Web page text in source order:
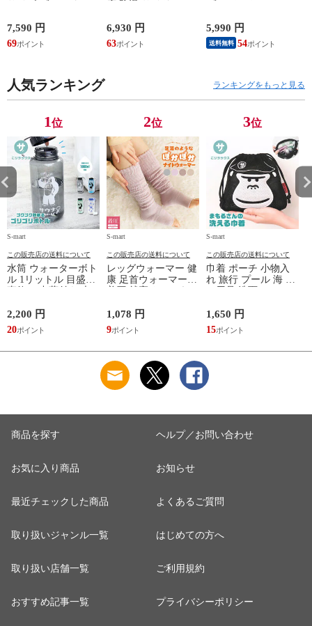
鞄 機内持ち込み 夏
スラッシャー
THRASHER r1929
7,590 円
69
シューズ 黒 トパー
ズ モア 靴 カジュア
ルシューズ 外反母趾
TOPAZ 1410
6,930 円
63
ジャケット 遮熱 作
業服 作業着 上着 ア
タックベース KF100
5,990 円
送料無料 54
人気ランキング ランキングをもっと見る
1位
S-mart
この販売店の送料について
水筒 ウォーターボト
ル 1リットル 目盛り
マイボトル 動物 ア
ニマル ゴリラ ごリ
ラックス ゴリゴリボ
2,200 円
20
2位
S-mart
この販売店の送料について
レッグウォーマー 健
康 足首ウォーマー
ふんわり 足湯のよう
なぽかぽかナイトウ
ォーマー inf-26
1,078 円
9
3位
S-mart
この販売店の送料について
巾着 ポーチ 小物入
れ 旅行 プール 海 バ
サウナ ごリラックス
まもるさんの洗える
巾着 ブラック 黒
1,650 円
15
商品を探す
お気に入り商品
最近チェックした商品
取り扱いジャンル一覧
取り扱い店舗一覧
おすすめ記事一覧
ヘルプ／お問い合わせ
お知らせ
よくあるご質問
はじめての方へ
ご利用規約
プライバシーポリシー